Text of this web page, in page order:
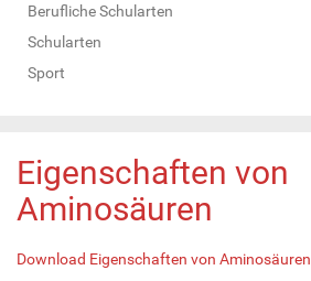
Berufliche Schularten
Schularten
Sport
Eigenschaften von
Aminosäuren
Download Eigenschaften von Aminosäuren